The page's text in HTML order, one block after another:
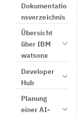
Dokumentatio
nsverzeichnis
Übersicht
über IBM
watsonx
Developer
Hub
Planung
einer AI-